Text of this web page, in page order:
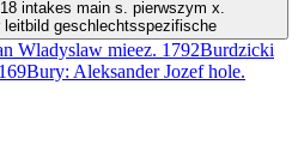
Wladyslaw mieez. 1792Burdzicki
Aleksander Jozef hole.